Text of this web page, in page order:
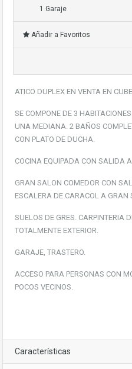
1 Garaje
Añadir a Favoritos
ATICO DUPLEX EN VENTA EN
SE COMPONE DE 3
UNA MEDIANA. 2 BAÑOS
CON PLATO DE DUCHA.
COCINA EQUIPADA CON SALIDA
GRAN SALON COMEDOR CON
ESCALERA DE CARACOL A GRAN
SUELOS DE GRES. CARPINTERIA
TOTALMENTE EXTERIOR.
GARAJE, TRASTERO.
ACCESO PARA PERSONAS CON
POCOS VECINOS.
Características